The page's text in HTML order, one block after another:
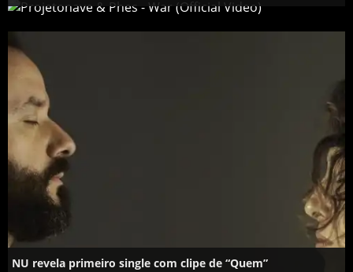
NU revela primeiro single com clipe de “Quem”